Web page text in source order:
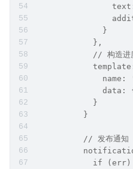
text:
              }
            },
// 构造进
name:
data:
            }
          }
          // 发布通知
if (err)